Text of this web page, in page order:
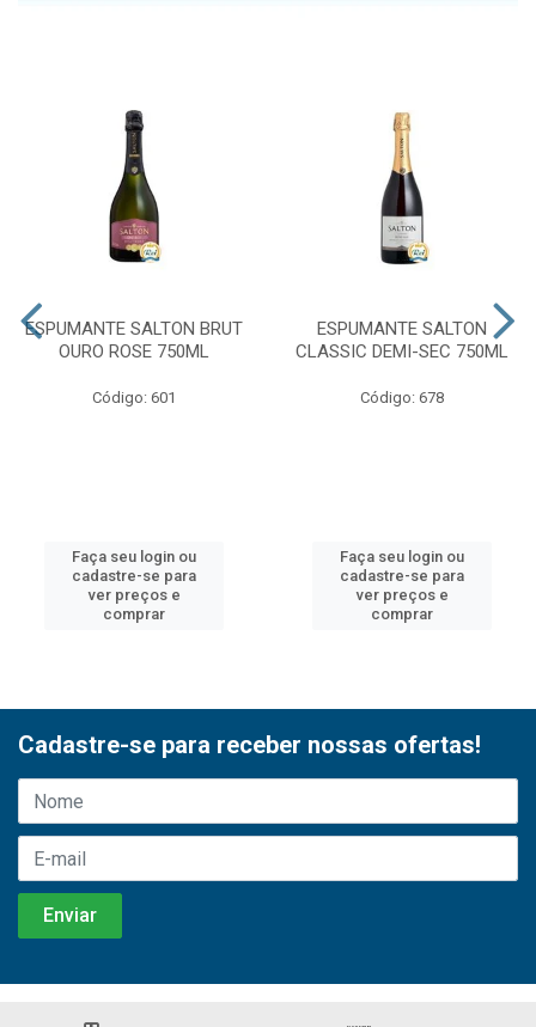
ESPUMANTE SALTON BRUT
OURO ROSE 750ML
Código: 601
Faça seu login ou
cadastre-se para
ver preços e
comprar
ESPUMANTE SALTON
CLASSIC DEMI-SEC 750ML
Código: 678
Faça seu login ou
cadastre-se para
ver preços e
comprar
Cadastre-se para receber nossas ofertas!